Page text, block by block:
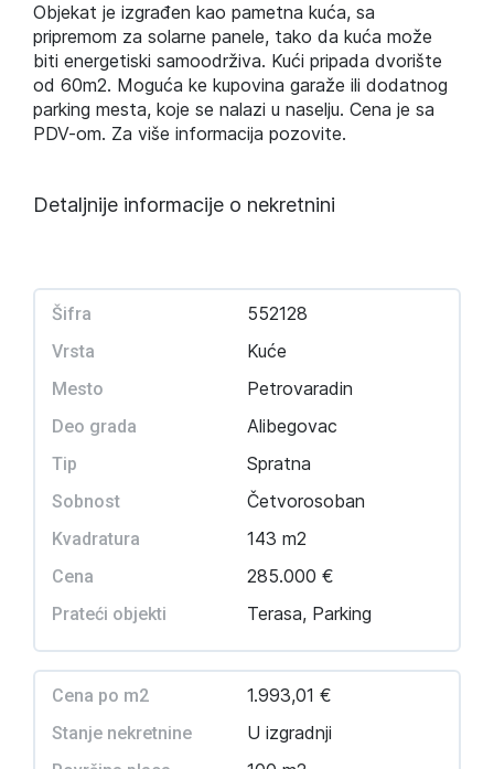
Objekat je izgrađen kao pametna kuća, sa
pripremom za solarne panele, tako da kuća može
biti energetiski samoodrživa. Kući pripada dvorište
od 60m2. Moguća ke kupovina garaže ili dodatnog
parking mesta, koje se nalazi u naselju. Cena je sa
PDV-om. Za više informacija pozovite.
Detaljnije informacije o nekretnini
Šifra 552128
Vrsta Kuće
Mesto Petrovaradin
Deo grada Alibegovac
Tip Spratna
Sobnost Četvorosoban
Kvadratura 143 m2
Cena 285.000 €
Prateći objekti Terasa, Parking
Cena po m2 1.993,01 €
Stanje nekretnine U izgradnji